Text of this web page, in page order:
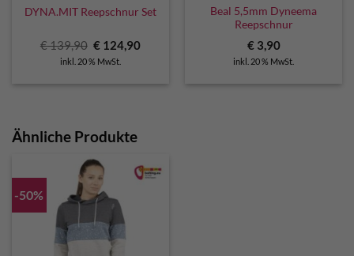
DYNA.MIT Reepschnur Set
€139,90 Ursprünglicher
Preis
war:
€ 124,90Aktueller
inkl. 20 % MwSt.
Beal 5,5mm Dyneema
Reepschnur
€3,90
inkl. 20 % MwSt.
Ähnliche Produkte
-50%